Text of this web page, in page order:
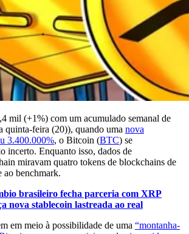
mil (+1%) com um acumulado semanal de
quinta-feira (20)), quando uma nova
3.400.000%, o Bitcoin (BTC) se
incerto. Enquanto isso, dados de
miravam quatro tokens de blockchains de
ao benchmark.
brasileiro fecha parceria com XRP
nova stablecoin lastreada ao real
em meio à possibilidade de uma “montanha-